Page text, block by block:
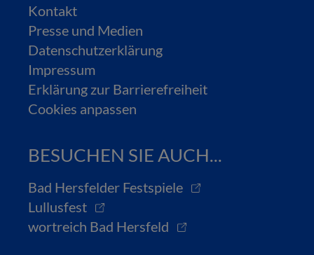
Kontakt
Presse und Medien
Datenschutzerklärung
Impressum
Erklärung zur Barrierefreiheit
Cookies anpassen
BESUCHEN SIE AUCH...
Bad Hersfelder Festspiele
Lullusfest
wortreich Bad Hersfeld